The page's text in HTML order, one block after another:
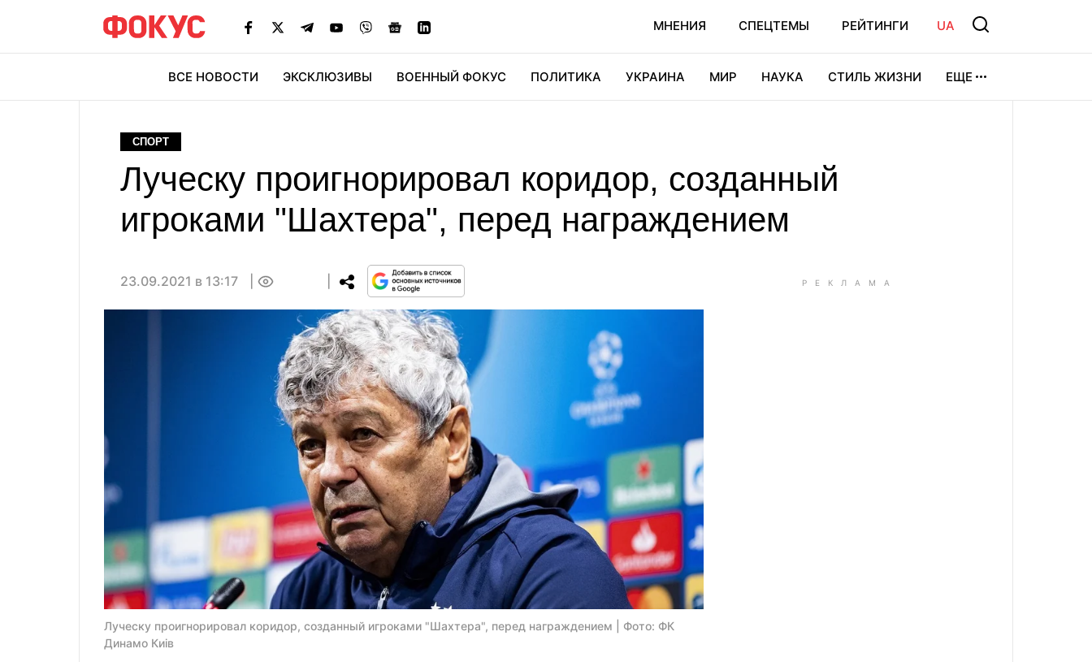
МНЕНИЯ СПЕЦТЕМЫ РЕЙТИНГИ UA
ВСЕ НОВОСТИ ЭКСКЛЮЗИВЫ ВОЕННЫЙ ФОКУС ПОЛИТИКА УКРАИНА МИР НАУКА СТИЛЬ ЖИЗНИ ЕЩЕ
СПОРТ
Луческу проигнорировал коридор, созданный
игроками "Шахтера", перед награждением
23.09.2021 в 13:17
Луческу проигнорировал коридор, созданный игроками "Шахтера", перед награждением | Фото: ФК
Динамо Киiв